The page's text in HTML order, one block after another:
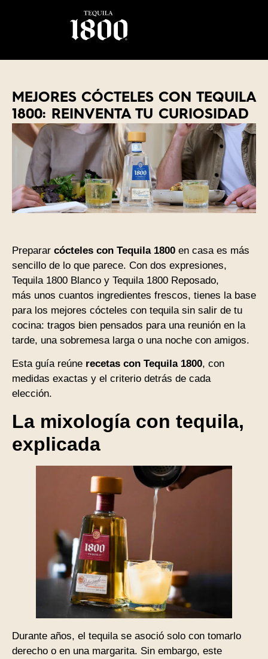
MEJORES CÓCTELES CON TEQUILA
1800: REINVENTA TU CURIOSIDAD
Preparar cócteles con Tequila 1800 en casa es más
sencillo de lo que parece. Con dos expresiones,
Tequila 1800 Blanco y Tequila 1800 Reposado,
más unos cuantos ingredientes frescos, tienes la base
para los mejores cócteles con tequila sin salir de tu
cocina: tragos bien pensados para una reunión en la
tarde, una sobremesa larga o una noche con amigos.
Esta guía reúne recetas con Tequila 1800, con
medidas exactas y el criterio detrás de cada
elección.
La mixología con tequila,
explicada
Durante años, el tequila se asoció solo con tomarlo
derecho o en una margarita. Sin embargo, este